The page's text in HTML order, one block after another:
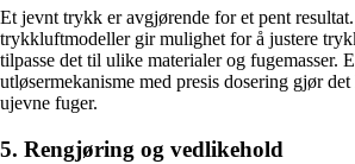
Et jevnt trykk er avgjørende for et pent
trykkluftmodeller gir mulighet for å justere
tilpasse det til ulike materialer og fugemasser.
utløsermekanisme med presis dosering gjør
ujevne fuger.
5. Rengjøring og vedlikehold